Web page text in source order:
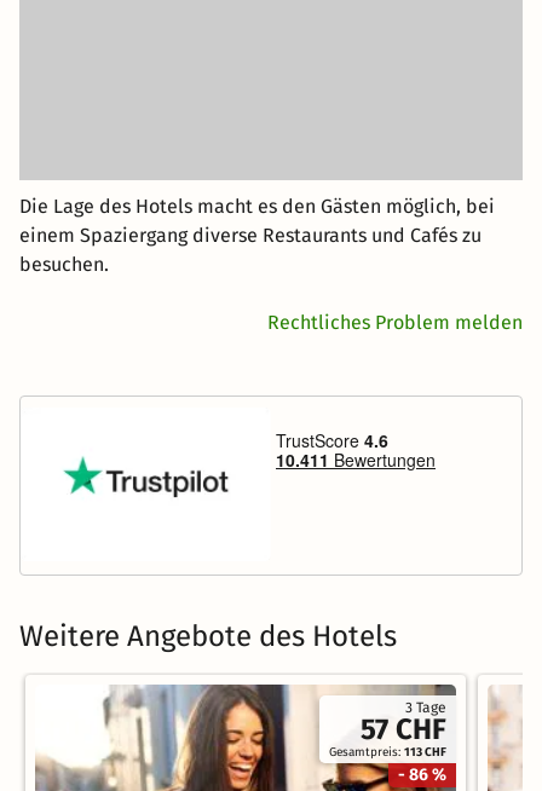
Die Lage des Hotels macht es den Gästen möglich, bei
einem Spaziergang diverse Restaurants und Cafés zu
besuchen.
Rechtliches Problem melden
Weitere Angebote des Hotels
3 Tage
57 CHF
Gesamtpreis:113 CHF
- 86 %